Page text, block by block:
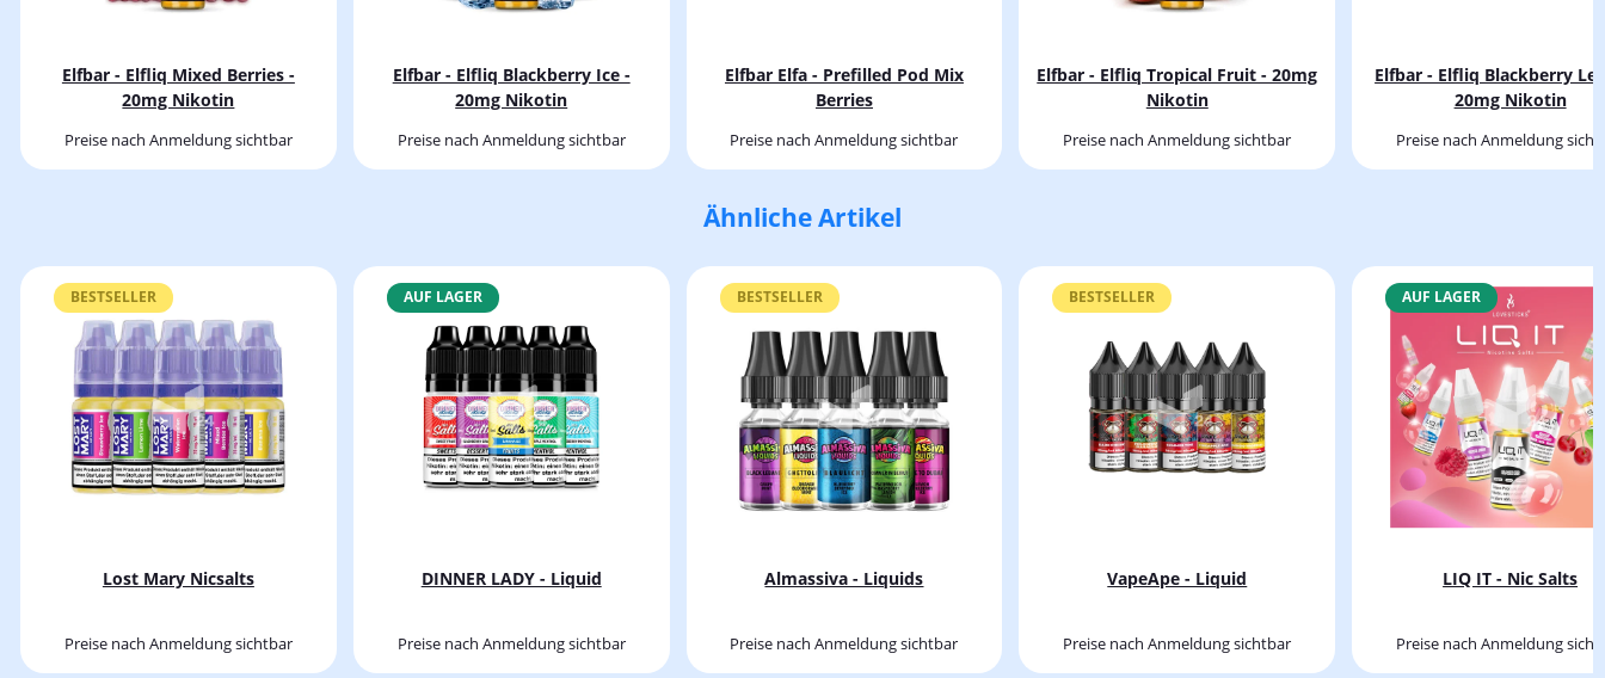
Elfbar - Elfliq Mixed Berries -
20mg Nikotin
Preise nach Anmeldung sichtbar
Elfbar - Elfliq Blackberry Ice -
20mg Nikotin
Preise nach Anmeldung sichtbar
Elfbar Elfa - Prefilled Pod Mix
Berries
Preise nach Anmeldung sichtbar
Elfbar - Elfliq Tropical Fruit - 20mg
Nikotin
Preise nach Anmeldung sichtbar
Elfbar - Elfliq Blackberry
20mg Nikotin
Preise nach Anmeldung
Ähnliche Artikel
BESTSELLER
Lost Mary Nicsalts
Preise nach Anmeldung sichtbar
AUF LAGER
DINNER LADY - Liquid
Preise nach Anmeldung sichtbar
BESTSELLER
Almassiva - Liquids
Preise nach Anmeldung sichtbar
BESTSELLER
VapeApe - Liquid
Preise nach Anmeldung sichtbar
AUF LAGER
LIQ IT - Nic Salts
Preise nach Anmeldung